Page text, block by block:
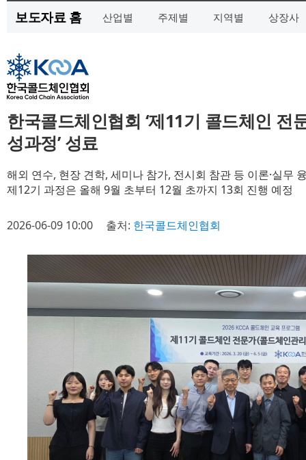
보도자료 홈 산업별 주제별 지역별 상장사
한국콜드체인협회 ‘제11기 콜드체인 전
성과정’ 성료
해외 연수, 현장 견학, 세미나 참가, 전시회 참관 등 이론·실무
제12기 과정은 올해 9월 초부터 12월 초까지 13회 진행 예정
2026-06-09 10:00 출처: 한국콜드체인협회